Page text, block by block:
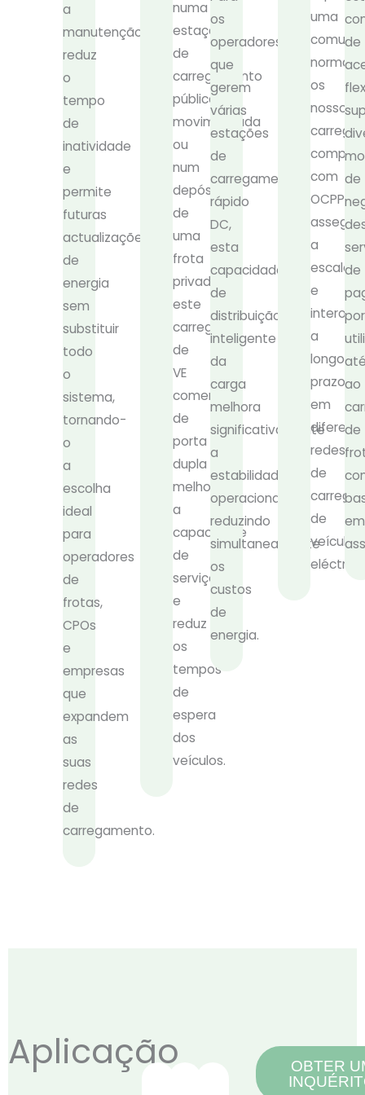
a
manutenção,
reduz
o
tempo
de
inatividade
e
permite
futuras
actualizações
de
energia
sem
substituir
todo
o
sistema,
tornando-
o
a
escolha
ideal
para
operadores
de
frotas,
CPOs
e
empresas
que
expandem
as
suas
redes
de
carregamento.
numa
estação
de
carregamento
pública
movimentada
ou
num
depósito
de
uma
frota
privada,
este
carregador
de
VE
comercial
de
porta
dupla
melhora
a
capacidade
de
serviço
e
reduz
os
tempos
de
espera
dos
veículos.
os
operadores
que
gerem
várias
estações
de
carregamento
rápido
DC,
esta
capacidade
de
distribuição
inteligente
da
carga
melhora
significativamente
a
estabilidade
operacional,
reduzindo
simultaneamente
os
custos
de
energia.
uma
os
nossos
com
OCPP
a
e
a
longo
prazo
em
redes
de
de
veículos
de
de
de
por
ao
de
em
Aplicação
OBTER